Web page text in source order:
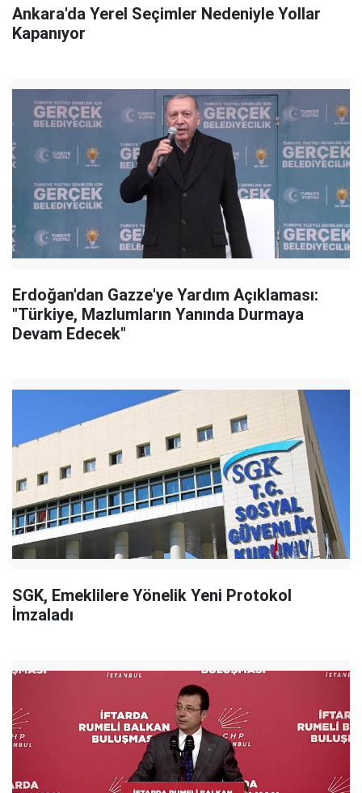
Ankara'da Yerel Seçimler Nedeniyle Yollar
Kapanıyor
Erdoğan'dan Gazze'ye Yardım Açıklaması:
"Türkiye, Mazlumların Yanında Durmaya
Devam Edecek"
SGK, Emeklilere Yönelik Yeni Protokol
İmzaladı